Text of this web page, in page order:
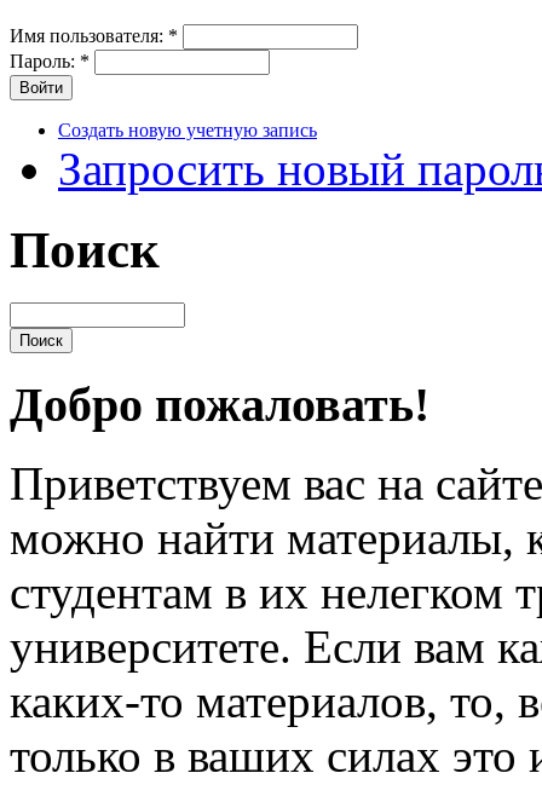
Имя пользователя: *
Пароль: *
Создать новую учетную запись
Запросить новый
Поиск
Добро пожаловать!
Приветствуем вас на
можно найти материалы,
студентам в их нелегком
университете. Если вам
каких-то материалов, то,
только в ваших силах это